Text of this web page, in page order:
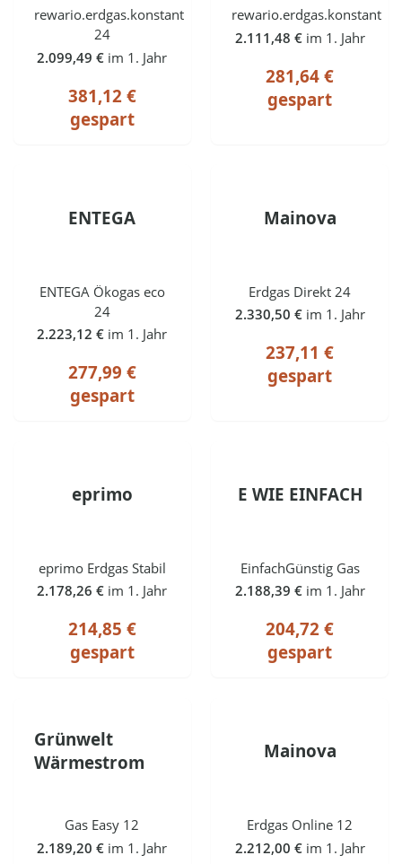
rewario.erdgas.konstant
24
2.099,49 € im 1. Jahr
381,12 €
gespart
rewario.erdgas.konstant
2.111,48 € im 1. Jahr
281,64 €
gespart
ENTEGA
ENTEGA Ökogas eco
24
2.223,12 € im 1. Jahr
277,99 €
gespart
Mainova
Erdgas Direkt 24
2.330,50 € im 1. Jahr
237,11 €
gespart
eprimo
eprimo Erdgas Stabil
2.178,26 € im 1. Jahr
214,85 €
gespart
E WIE EINFACH
EinfachGünstig Gas
2.188,39 € im 1. Jahr
204,72 €
gespart
Grünwelt
Wärmestrom
Gas Easy 12
2.189,20 € im 1. Jahr
Mainova
Erdgas Online 12
2.212,00 € im 1. Jahr